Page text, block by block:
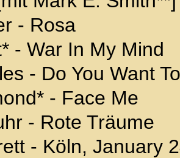
- Rosa
- War In My Mind
- Do You Want
- Face Me
- Rote Träume
- Köln, January